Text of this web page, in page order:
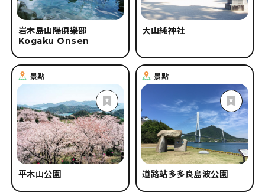
岩木島山陽俱樂部
Kogaku Onsen
大山純神社
景點
平木山公園
景點
道路站多多良島波公園